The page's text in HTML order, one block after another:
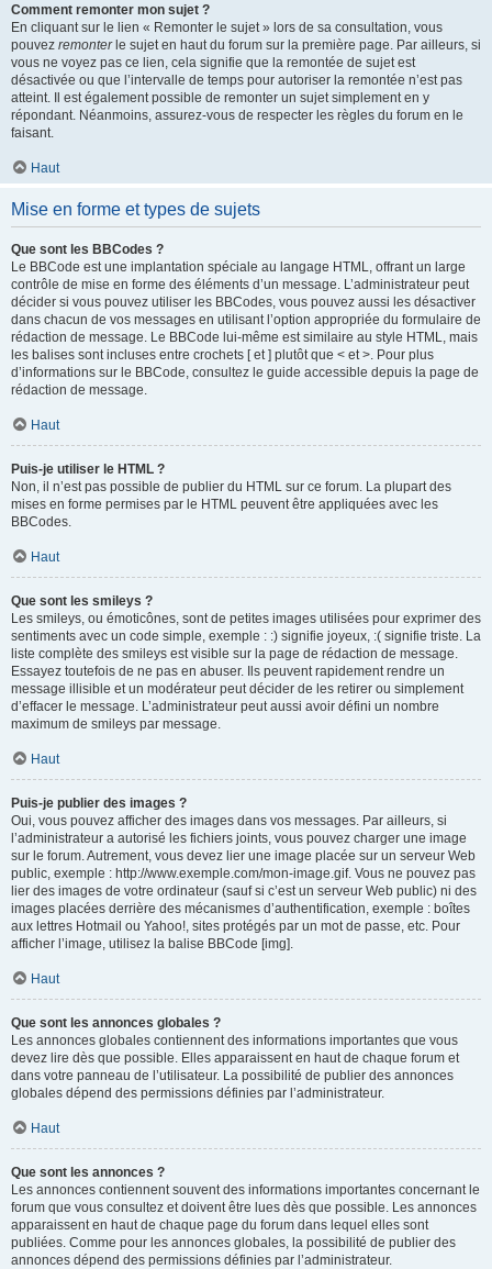
Comment remonter mon sujet ?
En cliquant sur le lien « Remonter le sujet » lors de sa consultation, vous
pouvez remonterle sujet en haut du forum sur la première page. Par ailleurs, si
vous ne voyez pas ce lien, cela signifie que la remontée de sujet est
désactivée ou que l’intervalle de temps pour autoriser la remontée n’est pas
atteint. Il est également possible de remonter un sujet simplement en y
répondant. Néanmoins, assurez-vous de respecter les règles du forum en le
faisant.
Haut
Mise en forme et types de sujets
Que sont les BBCodes ?
Le BBCode est une implantation spéciale au langage HTML, offrant un large
contrôle de mise en forme des éléments d’un message. L’administrateur peut
décider si vous pouvez utiliser les BBCodes, vous pouvez aussi les désactiver
dans chacun de vos messages en utilisant l’option appropriée du formulaire de
rédaction de message. Le BBCode lui-même est similaire au style HTML, mais
les balises sont incluses entre crochets [ et ] plutôt que < et >. Pour plus
d’informations sur le BBCode, consultez le guide accessible depuis la page de
rédaction de message.
Haut
Puis-je utiliser le HTML ?
Non, il n’est pas possible de publier du HTML sur ce forum. La plupart des
mises en forme permises par le HTML peuvent être appliquées avec les
BBCodes.
Haut
Que sont les smileys ?
Les smileys, ou émoticônes, sont de petites images utilisées pour exprimer des
sentiments avec un code simple, exemple : :) signifie joyeux, :( signifie triste. La
liste complète des smileys est visible sur la page de rédaction de message.
Essayez toutefois de ne pas en abuser. Ils peuvent rapidement rendre un
message illisible et un modérateur peut décider de les retirer ou simplement
d’effacer le message. L’administrateur peut aussi avoir défini un nombre
maximum de smileys par message.
Haut
Puis-je publier des images ?
Oui, vous pouvez afficher des images dans vos messages. Par ailleurs, si
l’administrateur a autorisé les fichiers joints, vous pouvez charger une image
sur le forum. Autrement, vous devez lier une image placée sur un serveur Web
public, exemple : http://www.exemple.com/mon-image.gif. Vous ne pouvez pas
lier des images de votre ordinateur (sauf si c’est un serveur Web public) ni des
images placées derrière des mécanismes d’authentification, exemple : boîtes
aux lettres Hotmail ou Yahoo!, sites protégés par un mot de passe, etc. Pour
afficher l’image, utilisez la balise BBCode [img].
Haut
Que sont les annonces globales ?
Les annonces globales contiennent des informations importantes que vous
devez lire dès que possible. Elles apparaissent en haut de chaque forum et
dans votre panneau de l’utilisateur. La possibilité de publier des annonces
globales dépend des permissions définies par l’administrateur.
Haut
Que sont les annonces ?
Les annonces contiennent souvent des informations importantes concernant le
forum que vous consultez et doivent être lues dès que possible. Les annonces
apparaissent en haut de chaque page du forum dans lequel elles sont
publiées. Comme pour les annonces globales, la possibilité de publier des
annonces dépend des permissions définies par l’administrateur.